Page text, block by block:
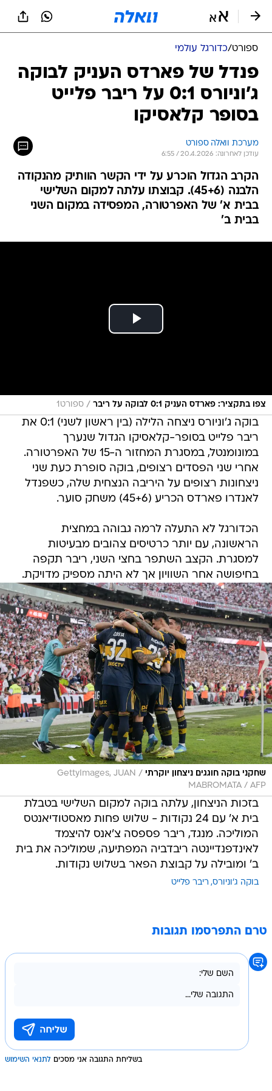
ספורט/כדורגל עולמי
פנדל של פארדס העניק לבוקה
ג'וניורס 0:1 על ריבר פלייט
בסופר קלאסיקו
מערכת וואלה ספורט
עודכן לאחרונה: 20.4.2026 / 6:55
הקרב הגדול הוכרע על ידי הקשר הוותיק מהנקודה
הלבנה (45+6). קבוצתו עלתה למקום השלישי
בבית א' של האפרטורה, המפסידה במקום השני
בבית ב'
צפו בתקציר: פארדס העניק 0:1 לבוקה על ריבר / ספורט1
בוקה ג'וניורס ניצחה הלילה (בין ראשון לשני) 0:1 את
ריבר פלייט בסופר-קלאסיקו הגדול שנערך
במונומנטל, במסגרת המחזור ה-15 של האפרטורה.
אחרי שני הפסדים רצופים, בוקה סופרת כעת שני
ניצחונות רצופים על היריבה הנצחית שלה, כשפנדל
לאנדרו פארדס הכריע (45+6) משחק סוער.
הכדורגל לא התעלה לרמה גבוהה במחצית
הראשונה, עם יותר כרטיסים צהובים מבעיטות
למסגרת. הקצב השתפר בחצי השני, ריבר תקפה
בחיפושה אחר השוויון אך לא היתה מספיק מדויקת.
שחקני בוקה חוגגים ניצחון יוקרתי /
GettyImages, JUAN
MABROMATA / AFP
בזכות הניצחון, עלתה בוקה למקום השלישי בטבלת
בית א' עם 24 נקודות - שלוש פחות מאסטודיאנטס
המוליכה. מנגד, ריבר פספסה צ'אנס להיצמד
לאינדפנדיינטה ריבדביה המפתיעה, שמוליכה את בית
ב' ומובילה על קבוצת הפאר בשלוש נקודות.
בוקה ג'וניורס ריבר פלייט
טרם התפרסמו תגובות
בשליחת התגובה אני מסכים לתנאי השימוש